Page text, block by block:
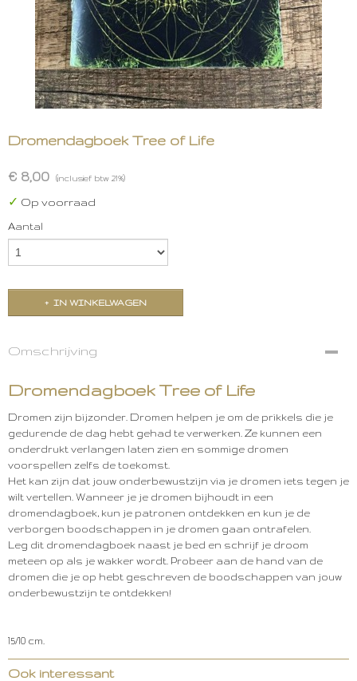
Dromendagboek Tree of Life
€ 8,00 (inclusief btw 21%)
✓ Op voorraad
Aantal
IN WINKELWAGEN
Omschrijving
Dromendagboek Tree of Life
Dromen zijn bijzonder. Dromen helpen je om de prikkels die je
gedurende de dag hebt gehad te verwerken. Ze kunnen een
onderdrukt verlangen laten zien en sommige dromen
voorspellen zelfs de toekomst.
Het kan zijn dat jouw onderbewustzijn via je dromen iets tegen je
wilt vertellen. Wanneer je je dromen bijhoudt in een
dromendagboek, kun je patronen ontdekken en kun je de
verborgen boodschappen in je dromen gaan ontrafelen.
Leg dit dromendagboek naast je bed en schrijf je droom
meteen op als je wakker wordt. Probeer aan de hand van de
dromen die je op hebt geschreven de boodschappen van jouw
onderbewustzijn te ontdekken!
15/10 cm.
Ook interessant